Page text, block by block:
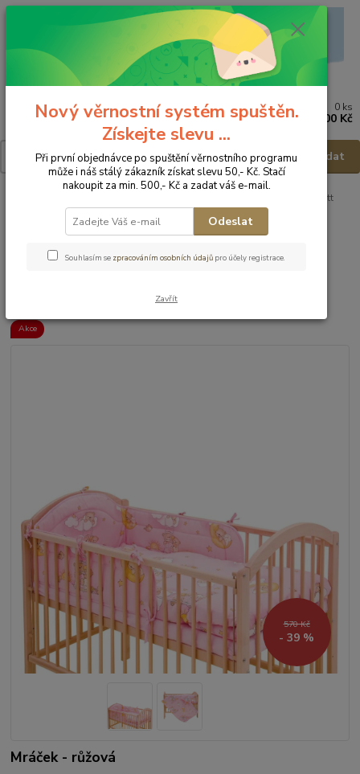
Menu
Hledat
0 ks
0,00 Kč
Scarlett
Souprava dětského povlečení 3dílná - 120x90cm/40x60cm
Scarlett Souprava dětského
povlečení 3dílná -
120x90cm/40x60cm
Akce
570 Kč
- 39 %
Mráček - růžová
Nový věrnostní systém spuštěn.
Získejte slevu ...
Při první objednávce po spuštění věrnostního programu
může i náš stálý zákazník získat slevu 50,- Kč. Stačí
nakoupit za min. 500,- Kč a zadat váš e-mail.
Odeslat
Souhlasím se zpracováním osobních údajů pro účely registrace.
Zavřít